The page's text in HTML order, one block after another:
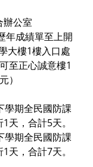
辦公室
年成績單至上開
大樓1樓入口處
至正心誠意樓1
）
學期全民國防課
天，合計5天。
學期全民國防課
天，合計7天。